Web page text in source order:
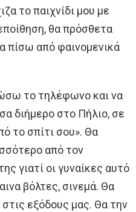
το παιχνίδι μου με
θα πρόσθετα
πίσω από φαινομενικά
το τηλέφωνο και να
διήμερο στο Πήλιο, σε
το σπίτι σου». Θα
από τον
γιατί οι γυναίκες αυτό
βόλτες, σινεμά. Θα
εξόδους μας. Θα την